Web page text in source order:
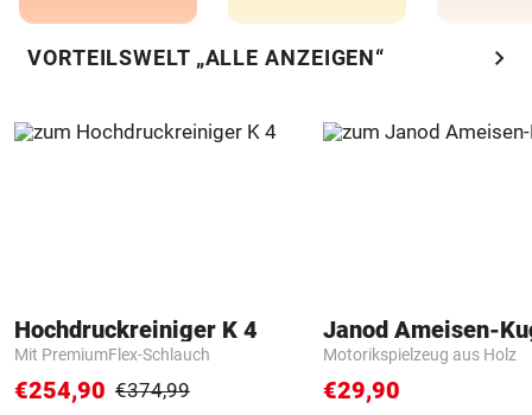
VORTEILSWELT „ALLE ANZEIGEN“ chevron_right
Hochdruckreiniger K 4
Mit PremiumFlex-Schlauch
€254,90 €374,99
Janod Ameisen-
Motorikspielzeug aus Holz
€29,90